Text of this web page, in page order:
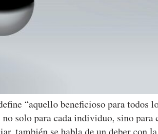
“aquello beneficioso para todos
solo para cada individuo, sino para